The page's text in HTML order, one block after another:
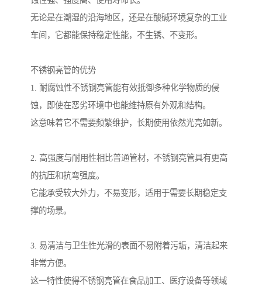
无论是在潮湿的沿海地区，还是在酸碱环境复杂的工业
车间，它都能保持稳定性能，不生锈、不变形。
不锈钢亮管的优势
1. 耐腐蚀性不锈钢亮管能有效抵御多种化学物质的侵
蚀，即使在恶劣环境中也能维持原有外观和结构。
这意味着它不需要频繁维护，长期使用依然光亮如新。
2. 高强度与耐用性相比普通管材，不锈钢亮管具有更高
的抗压和抗弯强度。
它能承受较大外力，不易变形，适用于需要长期稳定支
撑的场景。
3. 易清洁与卫生性光滑的表面不易附着污垢，清洁起来
非常方便。
这一特性使得不锈钢亮管在食品加工、医疗设备等领域